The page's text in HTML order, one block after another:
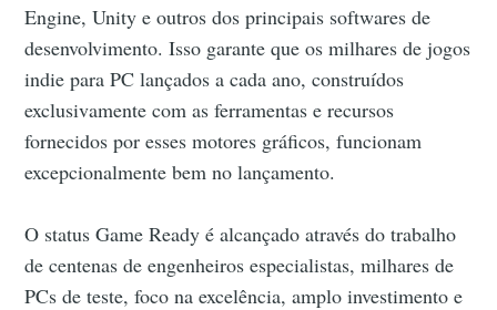
Engine, Unity e outros dos principais softwares de
desenvolvimento. Isso garante que os milhares de jogos
indie para PC lançados a cada ano, construídos
exclusivamente com as ferramentas e recursos
fornecidos por esses motores gráficos, funcionam
excepcionalmente bem no lançamento.
O status Game Ready é alcançado através do trabalho
de centenas de engenheiros especialistas, milhares de
PCs de teste, foco na excelência, amplo investimento e